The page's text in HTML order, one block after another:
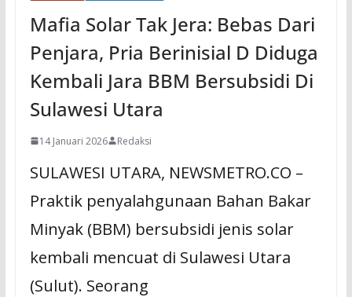
Mafia Solar Tak Jera: Bebas Dari
Penjara, Pria Berinisial D Diduga
Kembali Jara BBM Bersubsidi Di
Sulawesi Utara
14 Januari 2026 Redaksi
SULAWESI UTARA, NEWSMETRO.CO –
Praktik penyalahgunaan Bahan Bakar
Minyak (BBM) bersubsidi jenis solar
kembali mencuat di Sulawesi Utara
(Sulut). Seorang